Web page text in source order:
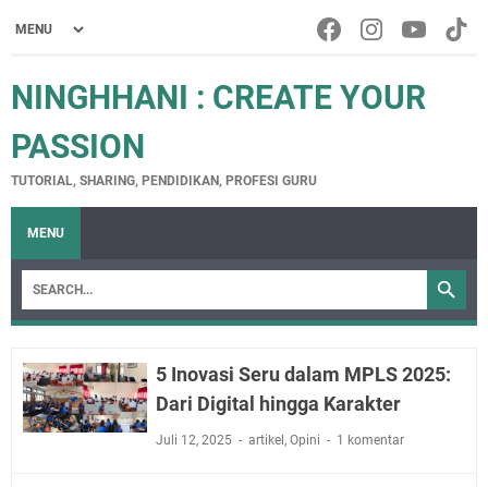
NINGHHANI : CREATE YOUR
PASSION
TUTORIAL, SHARING, PENDIDIKAN, PROFESI GURU
MENU
5 Inovasi Seru dalam MPLS 2025:
Dari Digital hingga Karakter
Juli 12, 2025 artikel , Opini 1 komentar